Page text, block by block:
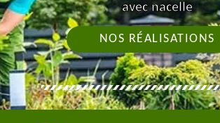
avec nacelle
NOS RÉALISATIONS